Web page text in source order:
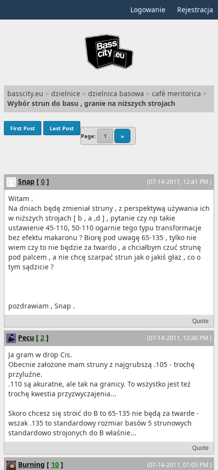
Logowanie Rejestracja
basscity.eu > dzielnice > dzielnica basowa > café meritorica >
Wybór strun do basu , granie na niższych strojach
Page: 1 »
First Post Last Post
(07-14-2011, 12:41 PM )
Snap [ 0 ]
Witam .
Na dniach będę zmieniał struny , z perspektywą używania ich
w niższych strojach [ b , a ,d ] , pytanie czy np takie
ustawienie 45-110, 50-110 ogarnie tego typu transformacje
bez efektu makaronu ? Biorę pod uwagę 65-135 , tylko nie
wiem czy to nie będzie za twardo , a chciałbym czuć strunę
pod palcem , a nie chcę szarpać strun jak o jakiś głaz , co o
tym sądzicie ?
pozdrawiam , Snap .
Quote
(07-14-2011, 12:46 PM )
Pecu [ 2 ]
Ja gram w drop Cis.
Obecnie założone mam struny z najgrubszą .105 - trochę
przyluźne.
.110 są akuratne, ale tak na granicy. To wszystko jest też
trochę kwestia przyzwyczajenia...
Skoro chcesz się stroić do B to 65-135 nie będą za twarde -
wszak .135 to standardowy rozmiar basów 5 strunowych
standardowo strojonych do B właśnie...
Quote
(07-14-2011, 01:05 PM )
Burning [ 10 ]